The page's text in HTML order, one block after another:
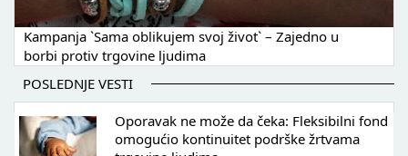
Kampanja `Sama oblikujem svoj život` – Zajedno u
borbi protiv trgovine ljudima
POSLEDNJE VESTI
Oporavak ne može da čeka: Fleksibilni fond
omogućio kontinuitet podrške žrtvama